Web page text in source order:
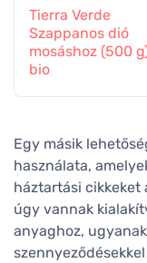
Tierra Verde
Szappanos dió
mosáshoz (500
bio
Egy másik
használata,
háztartási cikkeket
úgy vannak
anyaghoz,